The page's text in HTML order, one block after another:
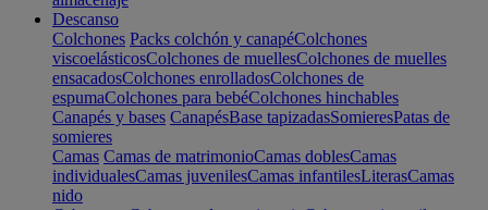
Descanso
Colchones Packs colchón y canapéColchones
viscoelásticosColchones de muellesColchones de muelles
ensacadosColchones enrolladosColchones de
espumaColchones para bebéColchones hinchables
Canapés y bases CanapésBase tapizadasSomieresPatas de
somieres
Camas Camas de matrimonioCamas doblesCamas
individualesCamas juvenilesCamas infantilesLiterasCamas
nido